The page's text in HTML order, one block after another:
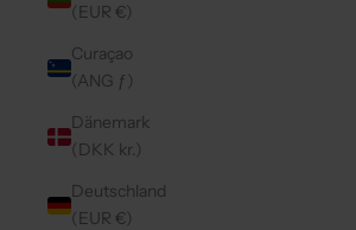
(EUR €)
Curaçao
(ANG ƒ)
Dänemark
(DKK kr.)
Deutschland
(EUR €)